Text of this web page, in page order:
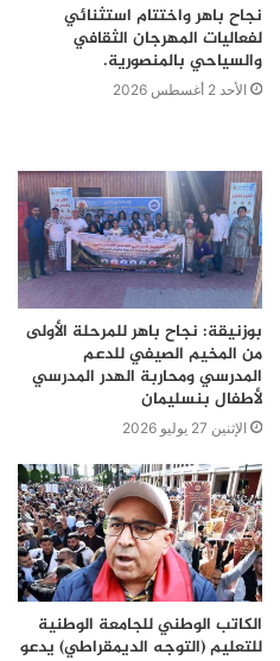
نجاح باهر واختتام استثنائي
لفعاليات المهرجان الثقافي
والسياحي بالمنصورية.
الأحد 2 أغسطس 2026
بوزنيقة: نجاح باهر للمرحلة الأولى
من المخيم الصيفي للدعم
المدرسي ومحاربة الهدر المدرسي
لأطفال بنسليمان
الإثنين 27 يوليو 2026
الكاتب الوطني للجامعة الوطنية
للتعليم (التوجه الديمقراطي) يدعو